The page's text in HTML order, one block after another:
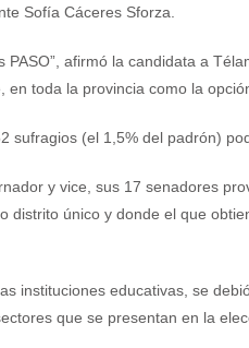
Sofía Cáceres Sforza.
PASO”, afirmó la candidata a
toda la provincia como la
sufragios (el 1,5% del padrón)
y vice, sus 17 senadores
distrito único y donde el que
instituciones educativas, se
que se presentan en la